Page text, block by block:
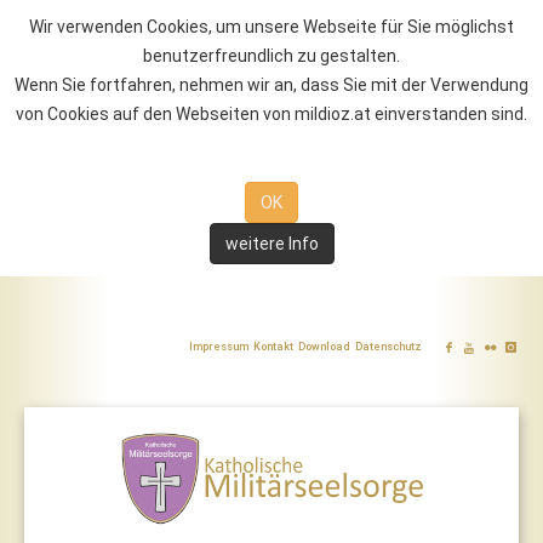
Wir verwenden Cookies, um unsere Webseite für Sie möglichst
benutzerfreundlich zu gestalten.
Wenn Sie fortfahren, nehmen wir an, dass Sie mit der Verwendung
von Cookies auf den Webseiten von mildioz.at einverstanden sind.
OK
weitere Info
Impressum Kontakt Download Datenschutz